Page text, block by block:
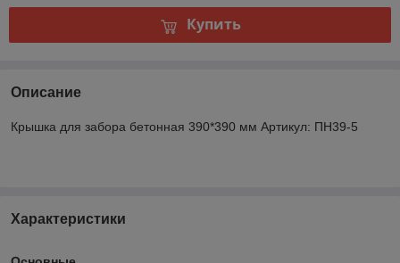
Купить
Описание
Крышка для забора бетонная 390*390 мм Артикул: ПН39-5
Характеристики